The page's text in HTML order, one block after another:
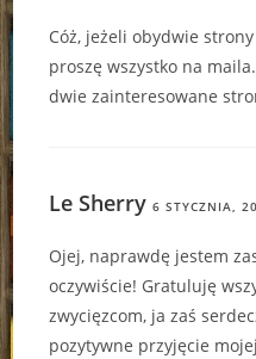
Cóż, jeżeli obydwie
proszę wszystko na
dwie zainteresowane
Le Sherry 6 STYCZNIA,
Ojej, naprawdę jestem
oczywiście! Gratuluję
zwycięzcom, ja zaś
pozytywne przyjęcie